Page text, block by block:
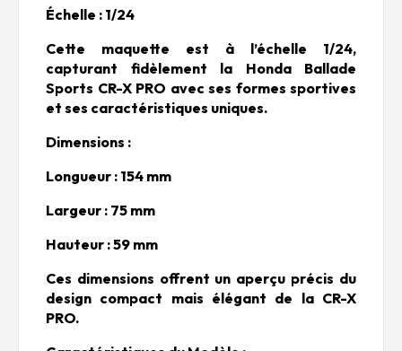
Échelle : 1/24
Cette maquette est à l’échelle 1/24,
capturant fidèlement la Honda Ballade
Sports CR-X PRO avec ses formes sportives
et ses caractéristiques uniques.
Dimensions :
Longueur : 154 mm
Largeur : 75 mm
Hauteur : 59 mm
Ces dimensions offrent un aperçu précis du
design compact mais élégant de la CR-X
PRO.